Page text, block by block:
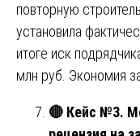
повторную
установила
итоге иск
млн руб. Экономия
🔴 Кейс №3.